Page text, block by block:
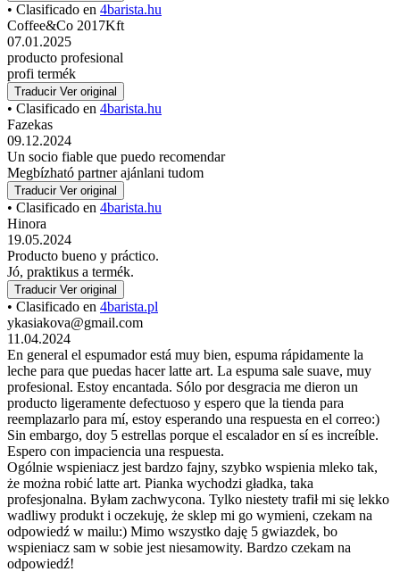
• Clasificado en 4barista.hu
Coffee&Co 2017Kft
07.01.2025
producto profesional
profi termék
Traducir Ver original
• Clasificado en 4barista.hu
Fazekas
09.12.2024
Un socio fiable que puedo recomendar
Megbízható partner ajánlani tudom
Traducir Ver original
• Clasificado en 4barista.hu
Hinora
19.05.2024
Producto bueno y práctico.
Jó, praktikus a termék.
Traducir Ver original
• Clasificado en 4barista.pl
ykasiakova@gmail.com
11.04.2024
En general el espumador está muy bien, espuma rápidamente la
leche para que puedas hacer latte art. La espuma sale suave, muy
profesional. Estoy encantada. Sólo por desgracia me dieron un
producto ligeramente defectuoso y espero que la tienda para
reemplazarlo para mí, estoy esperando una respuesta en el correo:)
Sin embargo, doy 5 estrellas porque el escalador en sí es increíble.
Espero con impaciencia una respuesta.
Ogólnie wspieniacz jest bardzo fajny, szybko wspienia mleko tak,
że można robić latte art. Pianka wychodzi gładka, taka
profesjonalna. Byłam zachwycona. Tylko niestety trafił mi się lekko
wadliwy produkt i oczekuję, że sklep mi go wymieni, czekam na
odpowiedź w mailu:) Mimo wszystko daję 5 gwiazdek, bo
wspieniacz sam w sobie jest niesamowity. Bardzo czekam na
odpowiedź!